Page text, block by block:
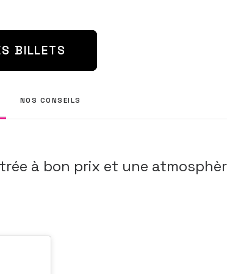
BILLETS
NOS CONSEILS
à bon prix et une